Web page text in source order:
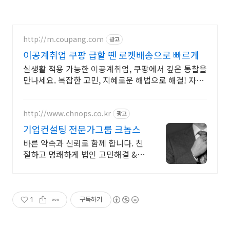
http://m.coupang.com 광고
이공계취업 쿠팡 급할 땐 로켓배송으로 빠르게
실생활 적용 가능한 이공계취업, 쿠팡에서 깊은 통찰을
만나세요. 복잡한 고민, 지혜로운 해법으로 해결! 자기
http://www.chnops.co.kr 광고
기업컨설팅 전문가그룹 크놉스
바른 약속과 신뢰로 함께 합니다. 친
절하고 명쾌하게 법인 고민해결 &
1 구독하기